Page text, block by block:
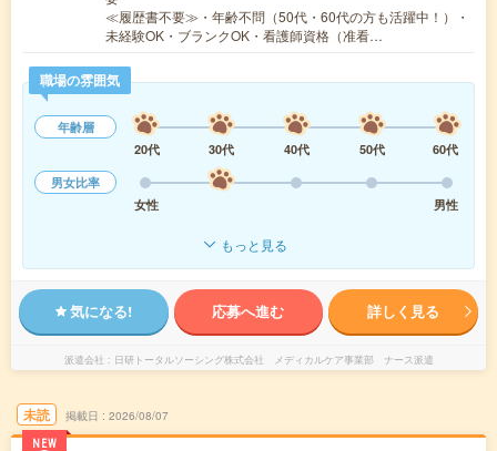
≪履歴書不要≫・年齢不問（50代・60代の方も活躍中！）・
未経験OK・ブランクOK・看護師資格（准看…
職場の雰囲気
年齢層
20代
30代 40代 50代
60代
男女比率
女性
男性
もっと見る
気になる! 応募へ進む 詳しく見る
派遣会社 日研トータルソーシング株式会社 メディカルケア事業部 ナース派遣
未読
NEW
掲載日 2026/08/07